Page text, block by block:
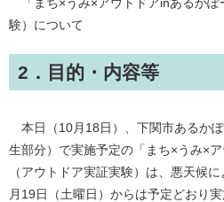
験）について
2．目的・内容等
本日（10月18日）、下関市あるか
生部分）で実施予定の「まち×うみ×ア
（アウトドア実証実験）は、悪天候
月19日（土曜日）からは予定どおり実